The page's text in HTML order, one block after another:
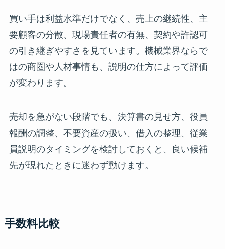
買い手は利益水準だけでなく、売上の継続性、主
要顧客の分散、現場責任者の有無、契約や許認可
の引き継ぎやすさを見ています。機械業界ならで
はの商圏や人材事情も、説明の仕方によって評価
が変わります。
売却を急がない段階でも、決算書の見せ方、役員
報酬の調整、不要資産の扱い、借入の整理、従業
員説明のタイミングを検討しておくと、良い候補
先が現れたときに迷わず動けます。
手数料比較